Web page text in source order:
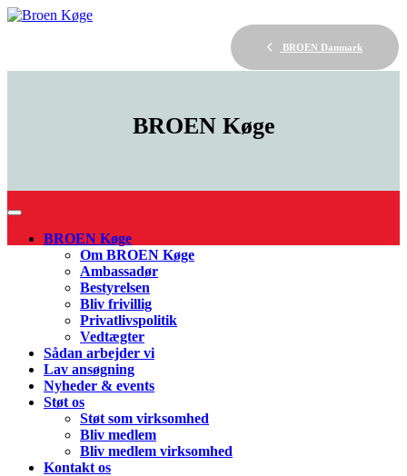
BROEN Danmark
BROENKøge
BROEN Køge
Om BROEN Køge
Ambassadør
Bestyrelsen
Bliv frivillig
Privatlivspolitik
Vedtægter
Sådan arbejder vi
Lav ansøgning
Nyheder & events
Støt os
Støt som virksomhed
Bliv medlem
Bliv medlem virksomhed
Kontakt os